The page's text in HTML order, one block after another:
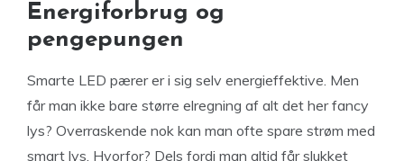
Energiforbrug og
pengepungen
Smarte LED pærer er i sig selv energieffektive. Men
får man ikke bare større elregning af alt det her fancy
lys? Overraskende nok kan man ofte spare strøm med
smart lys. Hvorfor? Dels fordi man altid får slukket